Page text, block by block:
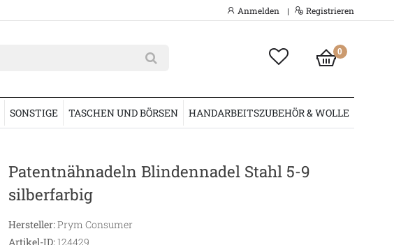
Anmelden | Registrieren
0
SONSTIGE TASCHEN UND BÖRSEN HANDARBEITSZUBEHÖR & WOLLE
Patentnähnadeln Blindennadel Stahl 5-9
silberfarbig
Hersteller:Prym Consumer
Artikel-ID:124429